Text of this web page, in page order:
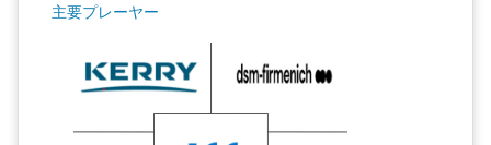
主要プレーヤー
画像 © Mordor Intelligence。再利用にはCC BY 4.0の表示が必要です。